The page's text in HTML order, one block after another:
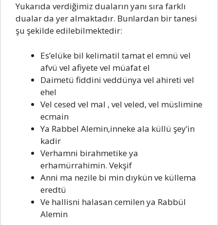
Yukarıda verdiğimiz duaların yanı sıra farklı
dualar da yer almaktadır. Bunlardan bir tanesi
şu şekilde edilebilmektedir:
Es’elüke bil kelimatil tamat el emnü vel
afvü vel afiyete vel müafat el
Daimetü fiddini veddünya vel ahireti vel
ehel
Vel cesed vel mal , vel veled, vel müslimine
ecmain
Ya Rabbel Alemin,inneke ala küllü şey’in
kadir
Verhamni birahmetike ya
erhamürrahimin. Vekşif
Anni ma nezile bi min dıykün ve küllema
eredtü
Ve hallisni halasan cemilen ya Rabbül
Alemin